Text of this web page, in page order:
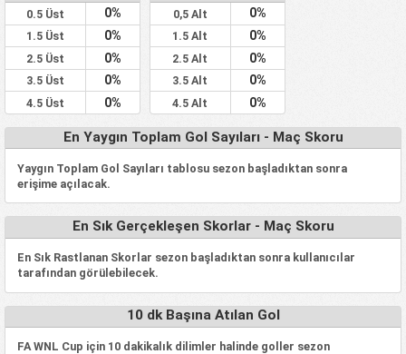
0.5 Üst 0%
1.5 Üst 0%
2.5 Üst 0%
3.5 Üst 0%
4.5 Üst 0%
0,5 Alt 0%
1.5 Alt 0%
2.5 Alt 0%
3.5 Alt 0%
4.5 Alt 0%
En Yaygın Toplam Gol Sayıları - Maç Skoru
Yaygın Toplam Gol Sayıları tablosu sezon başladıktan sonra
erişime açılacak.
En Sık Gerçekleşen Skorlar - Maç Skoru
En Sık Rastlanan Skorlar sezon başladıktan sonra kullanıcılar
tarafından görülebilecek.
10 dk Başına Atılan Gol
FA WNL Cup için 10 dakikalık dilimler halinde goller sezon